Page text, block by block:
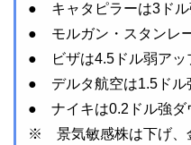
● キャタピラーは3ドル
● モルガン・スタンレ
● ビザは4.5ドル弱アッ
● デルタ航空は1.5ドル
● ナイキは0.2ドル強ダ
※ 景気敏感株は下げ、